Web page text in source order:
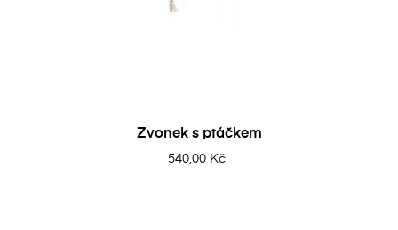
Zvonek s ptáčkem
540,00 Kč